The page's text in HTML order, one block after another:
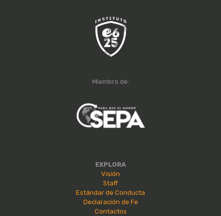
Miembro de:
EXPLORA
Visión
Staff
Estándar de Conducta
Declaración de Fe
Contactos